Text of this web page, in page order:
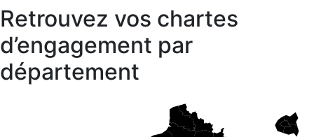
Retrouvez vos chartes
d’engagement par
département